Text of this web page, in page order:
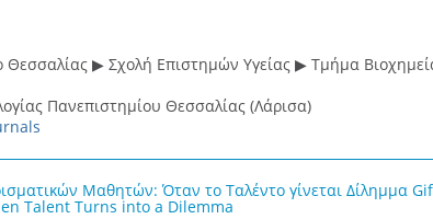
Θεσσαλίας ▶ Σχολή Επιστημών Υγείας ▶ Τμήμα
Πανεπιστημίου Θεσσαλίας (Λάρισα)
Μαθητών: Όταν το Ταλέντο γίνεται Δίλημμα
Talent Turns into a Dilemma